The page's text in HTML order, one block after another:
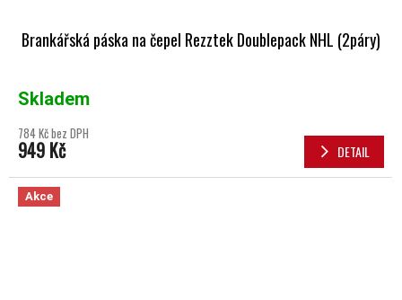
Brankářská páska na čepel Rezztek Doublepack NHL (2páry)
Skladem
784 Kč bez DPH
949 Kč DETAIL
Akce